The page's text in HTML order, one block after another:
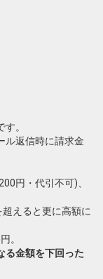
。
ル返信時に請求金
円・代引不可)、
えると更に高額に
。
る金額を下回った